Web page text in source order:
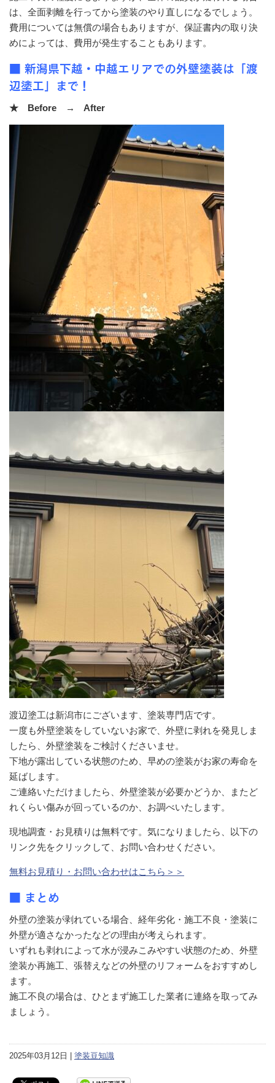
は、全面剥離を行ってから塗装のやり直しになるでしょう。
費用については無償の場合もありますが、保証書内の取り決
めによっては、費用が発生することもあります。
■ 新潟県下越・中越エリアでの外壁塗装は「渡
辺塗工」まで！
★ Before → After
渡辺塗工は新潟市にございます、塗装専門店です。
一度も外壁塗装をしていないお家で、外壁に剥れを発見しま
したら、外壁塗装をご検討くださいませ。
下地が露出している状態のため、早めの塗装がお家の寿命を
延ばします。
ご連絡いただけましたら、外壁塗装が必要かどうか、またど
れくらい傷みが回っているのか、お調べいたします。
現地調査・お見積りは無料です。気になりましたら、以下の
リンク先をクリックして、お問い合わせください。
無料お見積り・お問い合わせはこちら＞＞
■ まとめ
外壁の塗装が剥れている場合、経年劣化・施工不良・塗装に
外壁が適さなかったなどの理由が考えられます。
いずれも剥れによって水が浸みこみやすい状態のため、外壁
塗装か再施工、張替えなどの外壁のリフォームをおすすめし
ます。
施工不良の場合は、ひとまず施工した業者に連絡を取ってみ
ましょう。
2025年03月12日 | 塗装豆知識